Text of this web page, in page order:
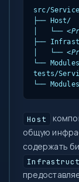
src/
├── Host/
│   └──
├──
│   └──
└──
tests/
└──
Host
общую
содержать